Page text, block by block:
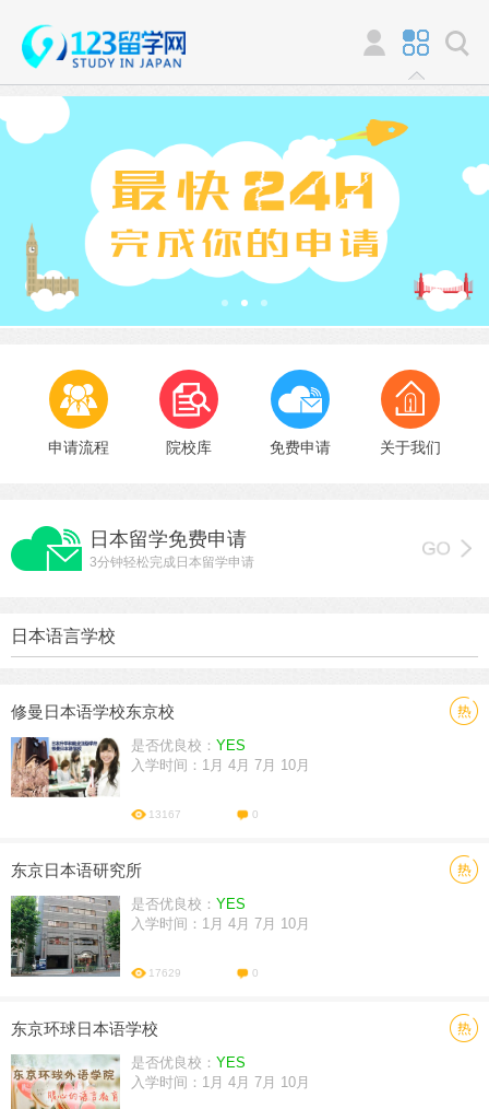
申请流程 院校库 免费申请 关于我们
日本留学免费申请
3分钟轻松完成日本留学申请
日本语言学校
修曼日本语学校东京校
是否优良校： YES
入学时间：1月 4月 7月 10月
13167 0
东京日本语研究所
是否优良校： YES
入学时间：1月 4月 7月 10月
17629 0
东京环球日本语学校
是否优良校： YES
入学时间：1月 4月 7月 10月